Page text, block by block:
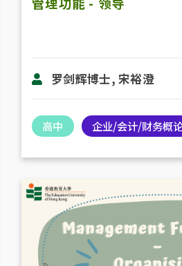
罗剑辉博士, 宋裕澄
高中 企业/会计/财务概